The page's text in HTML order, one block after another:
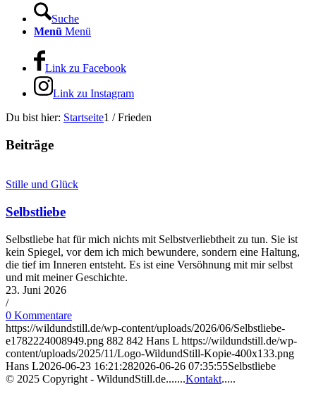
Suche
Menü Menü
Link zu Facebook
Link zu Instagram
Du bist hier: Startseite1 / Frieden
Beiträge
Stille und Glück
Selbstliebe
Selbstliebe hat für mich nichts mit Selbstverliebtheit zu tun. Sie ist
kein Spiegel, vor dem ich mich bewundere, sondern eine Haltung,
die tief im Inneren entsteht. Es ist eine Versöhnung mit mir selbst
und mit meiner Geschichte.
23. Juni 2026
/
0 Kommentare
https://wildundstill.de/wp-content/uploads/2026/06/Selbstliebe-
e1782224008949.png 882 842 Hans L https://wildundstill.de/wp-
content/uploads/2025/11/Logo-WildundStill-Kopie-400x133.png
Hans L2026-06-23 16:21:282026-06-26 07:35:55Selbstliebe
© 2025 Copyright - WildundStill.de.......Kontakt.....